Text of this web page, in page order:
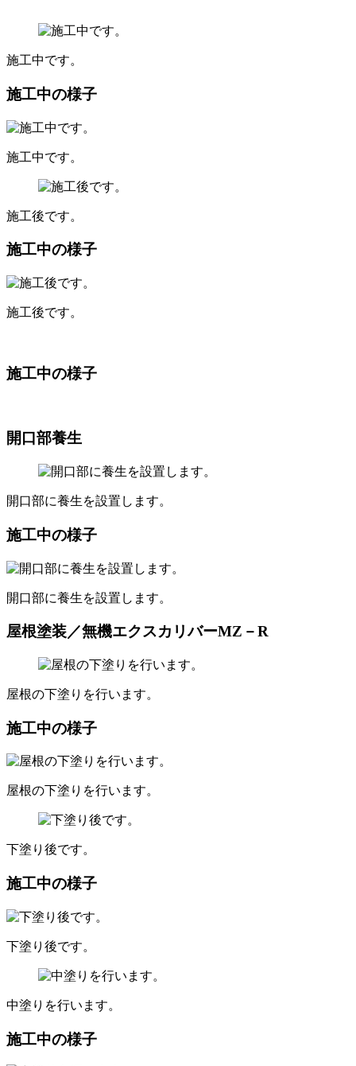
施工中です。
施工中の様子
施工中です。
施工後です。
施工中の様子
施工後です。
施工中の様子
開口部養生
開口部に養生を設置します。
施工中の様子
開口部に養生を設置します。
屋根塗装／無機エクスカリバーMZ－R
屋根の下塗りを行います。
施工中の様子
屋根の下塗りを行います。
下塗り後です。
施工中の様子
下塗り後です。
中塗りを行います。
施工中の様子